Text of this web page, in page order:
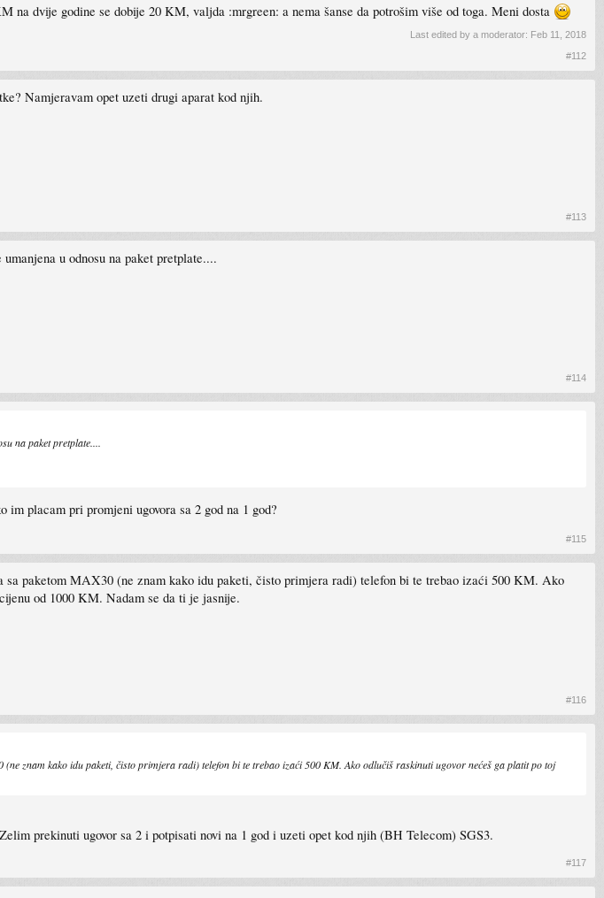
dvije godine se dobije 20 KM, valjda :mrgreen: a nema šanse da potrošim više od toga. Meni dosta
Last edited by a moderator: Feb 11, 2018
#112
Namjeravam opet uzeti drugi aparat kod njih.
#113
u odnosu na paket pretplate....
#114
na paket pretplate....
placam pri promjeni ugovora sa 2 god na 1 god?
#115
paketom MAX30 (ne znam kako idu paketi, čisto primjera radi) telefon bi te trebao izaći 500 KM. Ako
od 1000 KM. Nadam se da ti je jasnije.
#116
(ne znam kako idu paketi, čisto primjera radi) telefon bi te trebao izaći 500 KM. Ako odlučiš raskinuti ugovor nećeš ga platit po toj
prekinuti ugovor sa 2 i potpisati novi na 1 god i uzeti opet kod njih (BH Telecom) SGS3.
#117